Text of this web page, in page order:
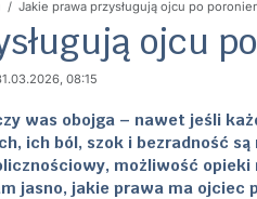
/ Jakie prawa przysługują ojcu po
ojcu
08:15
was obojga – nawet jeśli
ich ból, szok i bezradność
możliwość
jasno, jakie prawa ma ojciec